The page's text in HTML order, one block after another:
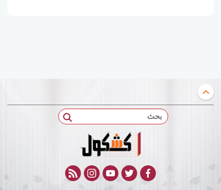
بحث
facebook
twitter
youtube
instagram
rss feed